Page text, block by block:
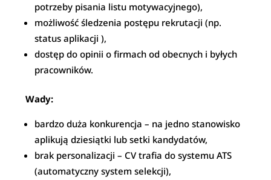
potrzeby pisania listu motywacyjnego),
możliwość śledzenia postępu rekrutacji (np.
status aplikacji ),
dostęp do opinii o firmach od obecnych i byłych
pracowników.
Wady:
bardzo duża konkurencja – na jedno stanowisko
aplikują dziesiątki lub setki kandydatów,
brak personalizacji – CV trafia do systemu ATS
(automatyczny system selekcji),